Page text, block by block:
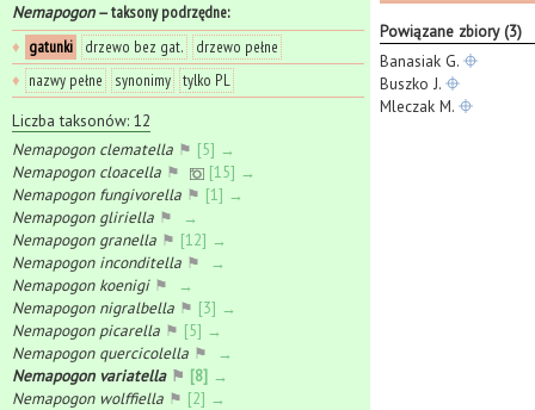
Nemapogon— taksony podrzędne:
♦ gatunki drzewo bez gat.
drzewo pełne
♦ nazwy pełne synonimy tylko PL
Liczba taksonów: 12
Nemapogon clematella ⚑ [5] →
Nemapogon cloacella ⚑
[15] →
Nemapogon fungivorella ⚑ [1] →
Nemapogon gliriella ⚑
→
Nemapogon granella ⚑ [12] →
Nemapogon inconditella ⚑
→
Nemapogon koenigi⚑
→
Nemapogon nigralbella ⚑ [3] →
Nemapogon picarella ⚑ [5] →
Nemapogon quercicolella ⚑
→
Nemapogon variatella⚑ [8] →
Nemapogon wolffiella ⚑ [2] →
Powiązane zbiory (3)
Banasiak G.
Buszko J.
Mleczak M.